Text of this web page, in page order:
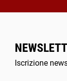
Iscrizione